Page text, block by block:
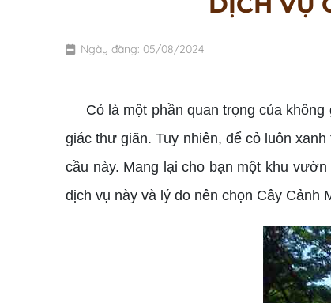
Ngày đăng: 05/08/2024
Cỏ là một phần quan trọng của không
giác thư giãn. Tuy nhiên, để cỏ luôn
cầu này. Mang lại cho bạn một khu
dịch vụ này và lý do nên chọn Cây Cảnh